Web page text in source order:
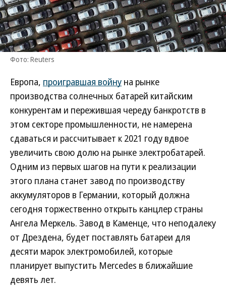
Фото: Reuters
Европа, проигравшая войну на рынке
производства солнечных батарей китайским
конкурентам и пережившая череду банкротств в
этом секторе промышленности, не намерена
сдаваться и рассчитывает к 2021 году вдвое
увеличить свою долю на рынке электробатарей.
Одним из первых шагов на пути к реализации
этого плана станет завод по производству
аккумуляторов в Германии, который должна
сегодня торжественно открыть канцлер страны
Ангела Меркель. Завод в Каменце, что неподалеку
от Дрездена, будет поставлять батареи для
десяти марок электромобилей, которые
планирует выпустить Mercedes в ближайшие
девять лет.